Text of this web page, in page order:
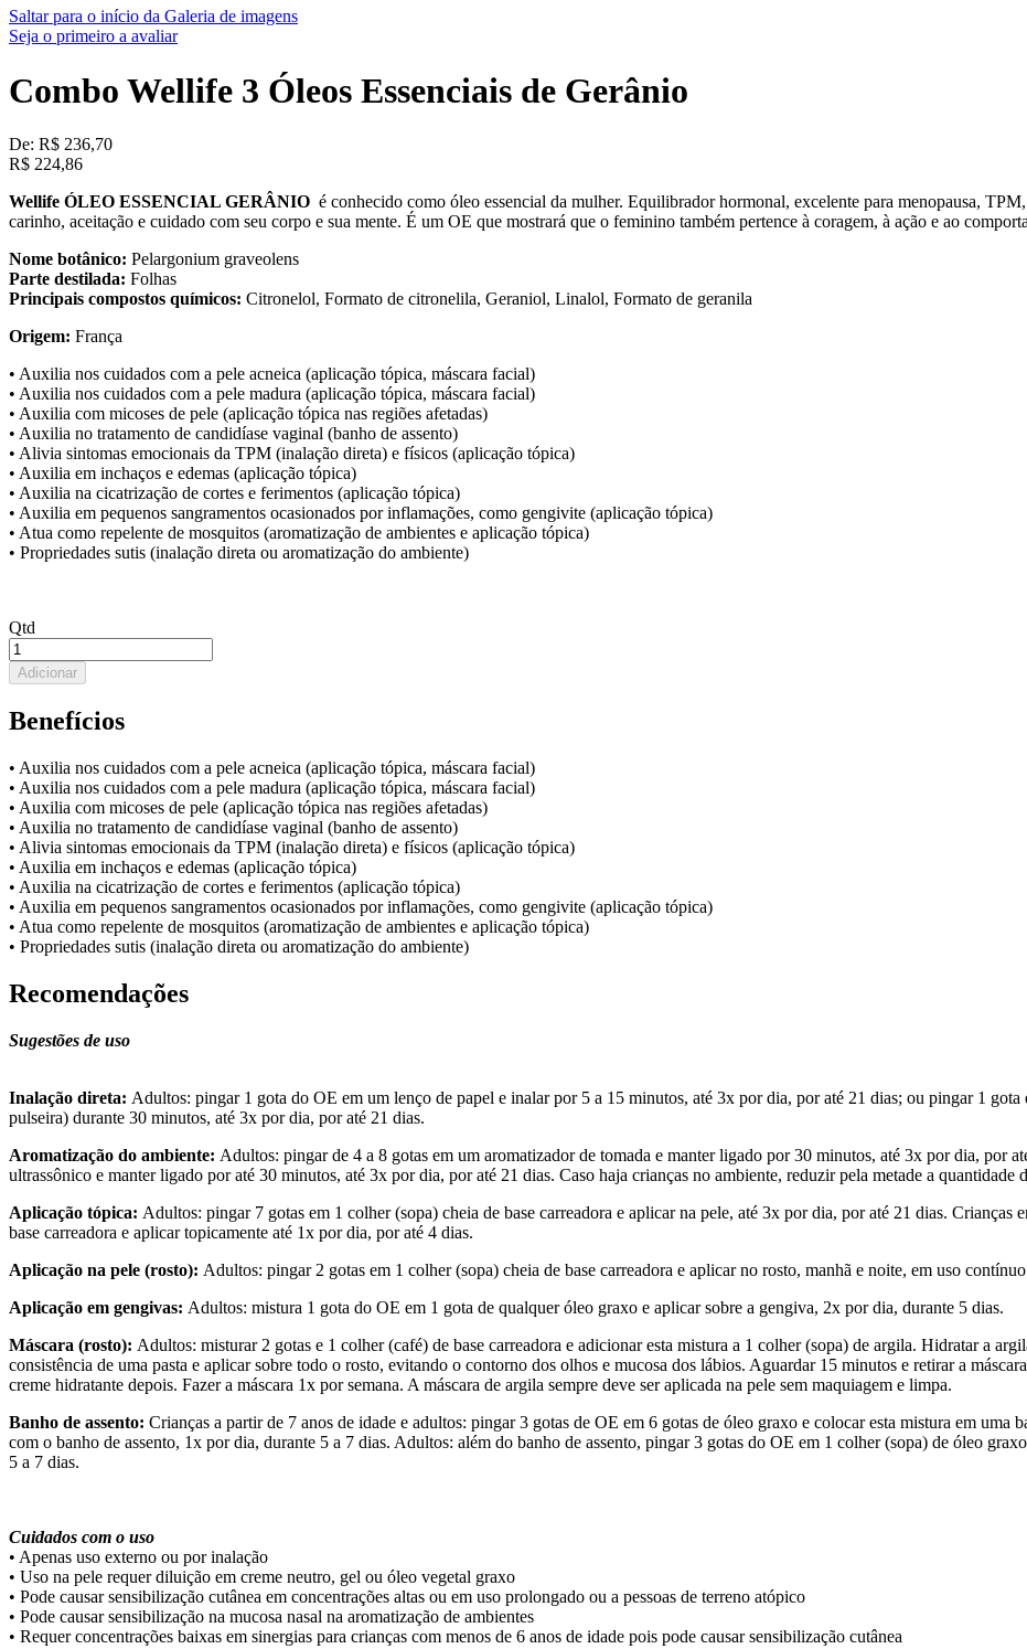
Saltar para o início da Galeria de imagens
Seja o primeiro a avaliar
Combo Wellife 3 Óleos Essenciais de Gerânio
De: R$ 236,70
R$ 224,86
Wellife ÓLEO ESSENCIAL GERÂNIO é conhecido como óleo essencial da mulher. Equilibrador hormonal, excelente para menopausa,
carinho, aceitação e cuidado com seu corpo e sua mente. É um OE que mostrará que o feminino também pertence à coragem, à ação e ao
Nome botânico: Pelargonium graveolens
Parte destilada: Folhas
Principais compostos químicos: Citronelol, Formato de citronelila, Geraniol, Linalol, Formato de geranila
Origem: França
• Auxilia nos cuidados com a pele acneica (aplicação tópica, máscara facial)
• Auxilia nos cuidados com a pele madura (aplicação tópica, máscara facial)
• Auxilia com micoses de pele (aplicação tópica nas regiões afetadas)
• Auxilia no tratamento de candidíase vaginal (banho de assento)
• Alivia sintomas emocionais da TPM (inalação direta) e físicos (aplicação tópica)
• Auxilia em inchaços e edemas (aplicação tópica)
• Auxilia na cicatrização de cortes e ferimentos (aplicação tópica)
• Auxilia em pequenos sangramentos ocasionados por inflamações, como gengivite (aplicação tópica)
• Atua como repelente de mosquitos (aromatização de ambientes e aplicação tópica)
• Propriedades sutis (inalação direta ou aromatização do ambiente)
Qtd
Adicionar
Benefícios
• Auxilia nos cuidados com a pele acneica (aplicação tópica, máscara facial)
• Auxilia nos cuidados com a pele madura (aplicação tópica, máscara facial)
• Auxilia com micoses de pele (aplicação tópica nas regiões afetadas)
• Auxilia no tratamento de candidíase vaginal (banho de assento)
• Alivia sintomas emocionais da TPM (inalação direta) e físicos (aplicação tópica)
• Auxilia em inchaços e edemas (aplicação tópica)
• Auxilia na cicatrização de cortes e ferimentos (aplicação tópica)
• Auxilia em pequenos sangramentos ocasionados por inflamações, como gengivite (aplicação tópica)
• Atua como repelente de mosquitos (aromatização de ambientes e aplicação tópica)
• Propriedades sutis (inalação direta ou aromatização do ambiente)
Recomendações
Sugestões de uso
Inalação direta: Adultos: pingar 1 gota do OE em um lenço de papel e inalar por 5 a 15 minutos, até 3x por dia, por até 21 dias; ou pingar 1
pulseira) durante 30 minutos, até 3x por dia, por até 21 dias.
Aromatização do ambiente: Adultos: pingar de 4 a 8 gotas em um aromatizador de tomada e manter ligado por 30 minutos, até 3x por dia, por
ultrassônico e manter ligado por até 30 minutos, até 3x por dia, por até 21 dias. Caso haja crianças no ambiente, reduzir pela metade a quantidade
Aplicação tópica: Adultos: pingar 7 gotas em 1 colher (sopa) cheia de base carreadora e aplicar na pele, até 3x por dia, por até 21 dias. Crianças
base carreadora e aplicar topicamente até 1x por dia, por até 4 dias.
Aplicação na pele (rosto): Adultos: pingar 2 gotas em 1 colher (sopa) cheia de base carreadora e aplicar no rosto, manhã e noite, em uso
Aplicação em gengivas: Adultos: mistura 1 gota do OE em 1 gota de qualquer óleo graxo e aplicar sobre a gengiva, 2x por dia, durante 5 dias.
Máscara (rosto): Adultos: misturar 2 gotas e 1 colher (café) de base carreadora e adicionar esta mistura a 1 colher (sopa) de argila. Hidratar a
consistência de uma pasta e aplicar sobre todo o rosto, evitando o contorno dos olhos e mucosa dos lábios. Aguardar 15 minutos e retirar a
creme hidratante depois. Fazer a máscara 1x por semana. A máscara de argila sempre deve ser aplicada na pele sem maquiagem e limpa.
Banho de assento: Crianças a partir de 7 anos de idade e adultos: pingar 3 gotas de OE em 6 gotas de óleo graxo e colocar esta mistura em uma
com o banho de assento, 1x por dia, durante 5 a 7 dias. Adultos: além do banho de assento, pingar 3 gotas do OE em 1 colher (sopa) de óleo
5 a 7 dias.
Cuidados com o uso
• Apenas uso externo ou por inalação
• Uso na pele requer diluição em creme neutro, gel ou óleo vegetal graxo
• Pode causar sensibilização cutânea em concentrações altas ou em uso prolongado ou a pessoas de terreno atópico
• Pode causar sensibilização na mucosa nasal na aromatização de ambientes
• Requer concentrações baixas em sinergias para crianças com menos de 6 anos de idade pois pode causar sensibilização cutânea